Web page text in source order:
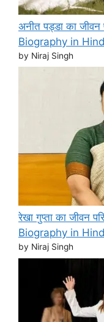
अनीत पड्डा का
Biography in
by Niraj Singh
रेखा गुप्ता का जीवन
Biography in
by Niraj Singh